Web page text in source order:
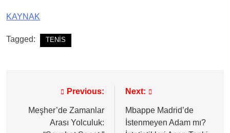
KAYNAK
Tagged: TENİS
gezinmesi
Previous:
Meşher’de Zamanlar
Arası Yolculuk:
Next:
Mbappe Madrid’de
İstenmeyen Adam mı?